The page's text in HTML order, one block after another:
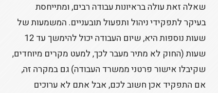
שאלה זאת עולה בראיונות עבודה רבים, ומתייחסת
בעיקר לתפקידי ניהול ותפעול תובעניים. המשמעות של
שעות נוספות היא, שיום העבודה יכול להימשך עד 12
שעות (החוק לא מתיר מעבר לכך, למעט מקרים מיוחדים,
שקיבלו אישור פרטני ממשרד העבודה) גם במקרה זה,
אם התפקיד אכן חשוב לכם, אבל אתם לא ערוכים